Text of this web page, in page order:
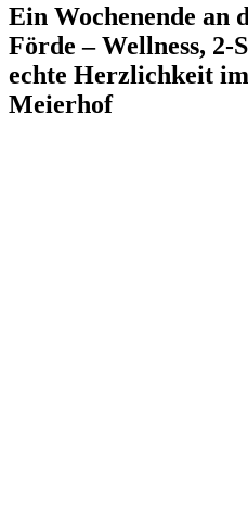
Ein Wochenende an
Förde – Wellness,
echte Herzlichkeit
Meierhof